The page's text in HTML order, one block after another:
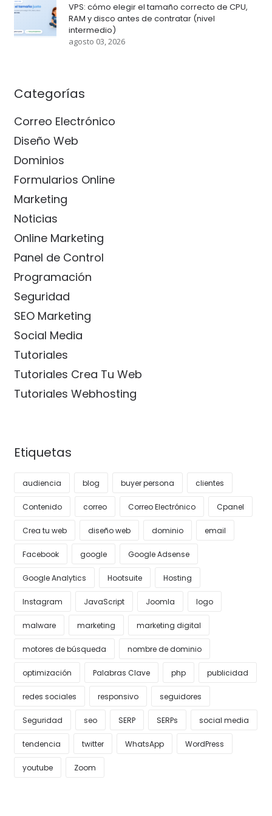
VPS: cómo elegir el tamaño correcto de CPU,
RAM y disco antes de contratar (nivel
intermedio)
agosto 03, 2026
Categorías
Correo Electrónico
Diseño Web
Dominios
Formularios Online
Marketing
Noticias
Online Marketing
Panel de Control
Programación
Seguridad
SEO Marketing
Social Media
Tutoriales
Tutoriales Crea Tu Web
Tutoriales Webhosting
Etiquetas
audiencia blog buyer persona clientes
Contenido correo Correo Electrónico Cpanel
Crea tu web diseño web dominio email
Facebook google Google Adsense
Google Analytics Hootsuite Hosting
Instagram JavaScript Joomla logo
malware marketing marketing digital
motores de búsqueda nombre de dominio
optimización Palabras Clave php publicidad
redes sociales responsivo seguidores
Seguridad seo SERP SERPs social media
tendencia twitter WhatsApp WordPress
youtube Zoom